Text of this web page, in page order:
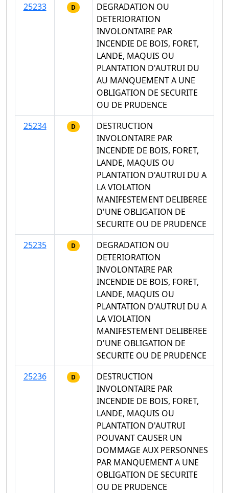
25233
D
DEGRADATION OU
DETERIORATION
INVOLONTAIRE PAR
INCENDIE DE BOIS, FORET,
LANDE, MAQUIS OU
PLANTATION D'AUTRUI DU
AU MANQUEMENT A UNE
OBLIGATION DE SECURITE
OU DE PRUDENCE
25234
D
DESTRUCTION
INVOLONTAIRE PAR
INCENDIE DE BOIS, FORET,
LANDE, MAQUIS OU
PLANTATION D'AUTRUI DU A
LA VIOLATION
MANIFESTEMENT DELIBEREE
D'UNE OBLIGATION DE
SECURITE OU DE PRUDENCE
25235
D
DEGRADATION OU
DETERIORATION
INVOLONTAIRE PAR
INCENDIE DE BOIS, FORET,
LANDE, MAQUIS OU
PLANTATION D'AUTRUI DU A
LA VIOLATION
MANIFESTEMENT DELIBEREE
D'UNE OBLIGATION DE
SECURITE OU DE PRUDENCE
25236
D
DESTRUCTION
INVOLONTAIRE PAR
INCENDIE DE BOIS, FORET,
LANDE, MAQUIS OU
PLANTATION D'AUTRUI
POUVANT CAUSER UN
DOMMAGE AUX PERSONNES
PAR MANQUEMENT A UNE
OBLIGATION DE SECURITE
OU DE PRUDENCE